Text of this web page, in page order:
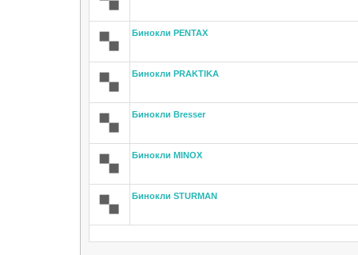
Бинокли PENTAX
Бинокли PRAKTIKA
Бинокли Bresser
Бинокли MINOX
Бинокли STURMAN